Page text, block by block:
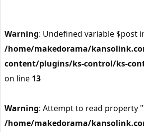
Warning: Undefined variable $post
/home/makedorama/
content/plugins/ks-control/ks-
on line 13
Warning: Attempt to read property
/home/makedorama/